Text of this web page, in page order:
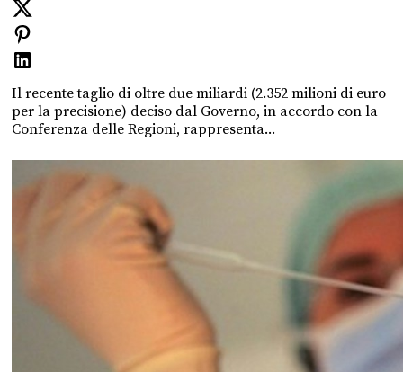
Il recente taglio di oltre due miliardi (2.352 milioni di euro
per la precisione) deciso dal Governo, in accordo con la
Conferenza delle Regioni, rappresenta...